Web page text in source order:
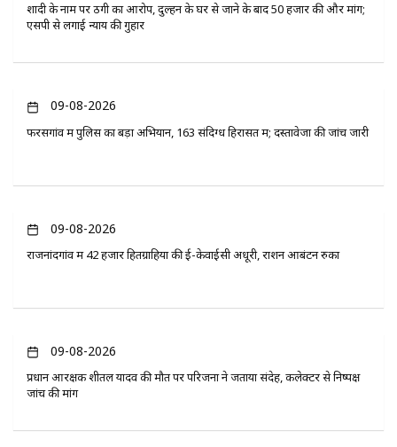
शादी के नाम पर ठगी का आरोप, दुल्हन के घर से जाने के बाद 50 हजार की और मांग;
एसपी से लगाई न्याय की गुहार
09-08-2026
फरसगांव में पुलिस का बड़ा अभियान, 163 संदिग्ध हिरासत में; दस्तावेजों की जांच जारी
09-08-2026
राजनांदगांव में 42 हजार हितग्राहियों की ई-केवाईसी अधूरी, राशन आबंटन रुका
09-08-2026
प्रधान आरक्षक शीतल यादव की मौत पर परिजनों ने जताया संदेह, कलेक्टर से निष्पक्ष
जांच की मांग